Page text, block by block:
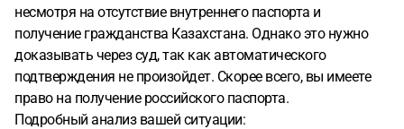
несмотря на отсутствие внутреннего паспорта и
получение гражданства Казахстана. Однако это нужно
доказывать через суд, так как автоматического
подтверждения не произойдет. Скорее всего, вы имеете
право на получение российского паспорта.
Подробный анализ вашей ситуации: